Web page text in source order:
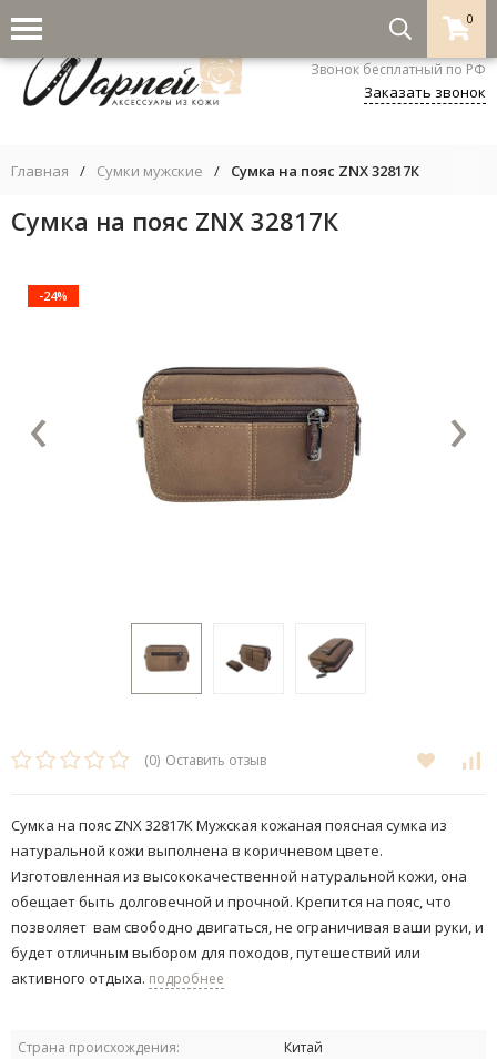
0
8-800-333-5530
Звонок бесплатный по РФ
Заказать звонок
Главная / Сумки мужские / Сумка на пояс ZNX 32817К
Сумка на пояс ZNX 32817К
-24%
‹ ›
(0) Оставить отзыв
Сумка на пояс ZNX 32817К Мужская кожаная поясная сумка из
натуральной кожи выполнена в коричневом цвете.
Изготовленная из высококачественной натуральной кожи, она
обещает быть долговечной и прочной. Крепится на пояс, что
позволяет ​ вам свободно двигаться, не ограничивая ваши руки, и
будет отличным выбором для походов, путешествий или
активного отдыха. подробнее
Страна происхождения:
Китай